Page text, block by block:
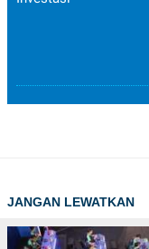
JANGAN LEWATKAN